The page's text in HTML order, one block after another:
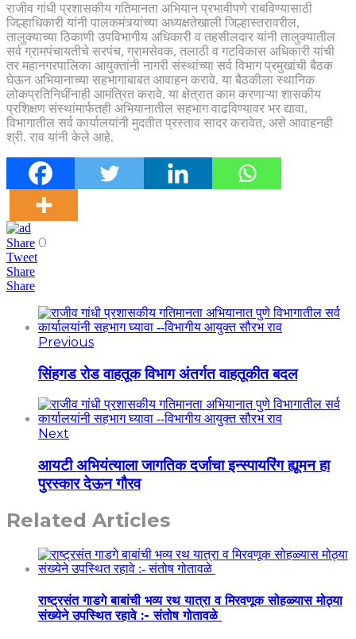
राजीव गांधी प्रशासकीय गतिमानता अभियान प्रभावीपणे राबविण्यासाठी
जिल्हाधिकारी यांनी पालकमंत्र्यांच्या अध्यक्षतेखाली जिल्हास्तरावरील,
तालुक्याच्या ठिकाणी उपविभागीय अधिकारी व तहसीलदार यांनी तालुक्यातील
सर्व ग्रामपंचायतीचे सरपंच, ग्रामसेवक, तलाठी व गटविकास अधिकारी यांची
तर महानगरपालिका आयुक्तांनी नागरी संस्थांच्या सर्व विभाग प्रमुखांची बैठक
घेऊन अभियानाच्या सहभागाबाबत आवाहन करावे. या बैठकीला स्थानिक
लोकप्रतिनिधींनाही आमंत्रित करावे. या क्षेत्रात काम करणाऱ्या शासकीय
प्रशिक्षण संस्थांमार्फतही अभियानातील सहभाग वाढविण्यावर भर द्यावा.
विभागातील सर्व कार्यालयांनी मुदतीत प्रस्ताव सादर करावेत, असे आवाहनही
श्री. राव यांनी केले आहे.
Share 0
Tweet
Share
Share
Previous
सिंहगड रोड वाहतूक विभाग अंतर्गत वाहतूकीत बदल
Next
आयटी अभियंत्याला जागतिक दर्जाचा इन्स्पायरिंग ह्यूमन हा
पुरस्कार देऊन गौरव
Related Articles
राष्ट्रसंत गाडगे बाबांची भव्य रथ यात्रा व मिरवणूक सोहळ्यास मोठ्या
संख्येने उपस्थित रहावे :- संतोष गोतावळे